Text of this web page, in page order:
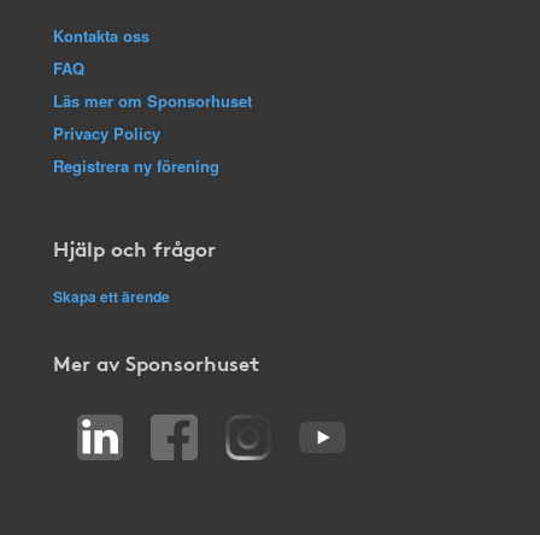
Kontakta oss
FAQ
Läs mer om Sponsorhuset
Privacy Policy
Registrera ny förening
Hjälp och frågor
Skapa ett ärende
Mer av Sponsorhuset